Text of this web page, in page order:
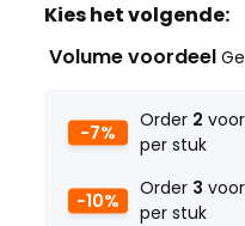
Kies het volgende:
Volume voordeel
-7%
Order 2
per stuk
-10%
Order 3
per stuk